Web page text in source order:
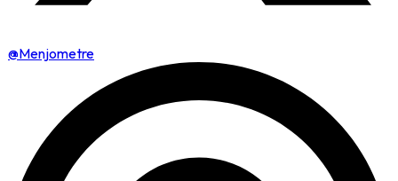
@Menjometre